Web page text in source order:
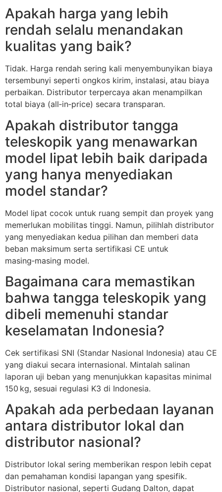
Apakah harga yang lebih
rendah selalu menandakan
kualitas yang baik?
Tidak. Harga rendah sering kali menyembunyikan biaya
tersembunyi seperti ongkos kirim, instalasi, atau biaya
perbaikan. Distributor terpercaya akan menampilkan
total biaya (all‑in‑price) secara transparan.
Apakah distributor tangga
teleskopik yang menawarkan
model lipat lebih baik daripada
yang hanya menyediakan
model standar?
Model lipat cocok untuk ruang sempit dan proyek yang
memerlukan mobilitas tinggi. Namun, pilihlah distributor
yang menyediakan kedua pilihan dan memberi data
beban maksimum serta sertifikasi CE untuk
masing‑masing model.
Bagaimana cara memastikan
bahwa tangga teleskopik yang
dibeli memenuhi standar
keselamatan Indonesia?
Cek sertifikasi SNI (Standar Nasional Indonesia) atau CE
yang diakui secara internasional. Mintalah salinan
laporan uji beban yang menunjukkan kapasitas minimal
150 kg, sesuai regulasi K3 di Indonesia.
Apakah ada perbedaan layanan
antara distributor lokal dan
distributor nasional?
Distributor lokal sering memberikan respon lebih cepat
dan pemahaman kondisi lapangan yang spesifik.
Distributor nasional, seperti Gudang Dalton, dapat